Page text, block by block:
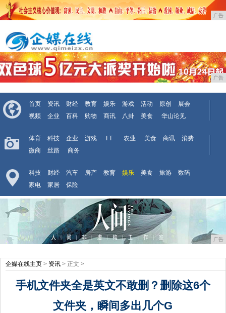
广告
广告
首页 资讯 财经 教育 娱乐 游戏 活动 原创
展会
视频
企业 百科 购物 商讯 八卦 美食 华山论见
体育 科技 企业 游戏 I T 农业 美食 商讯
消费
微商
丝路 商务
科技 财经 汽车 房产 教育 娱乐 美食 旅游
数码
家电
家居 保险
广告
企媒在线主页 > 资讯 > 正文 >
手机文件夹全是英文不敢删？删除这6个
文件夹，瞬间多出几个G